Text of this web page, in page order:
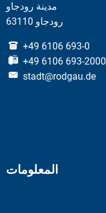
مدينة رودجاو
63110 رودجاو
+49 6106 693-0
+49 6106 693-2000
stadt@rodgau.de
المعلومات